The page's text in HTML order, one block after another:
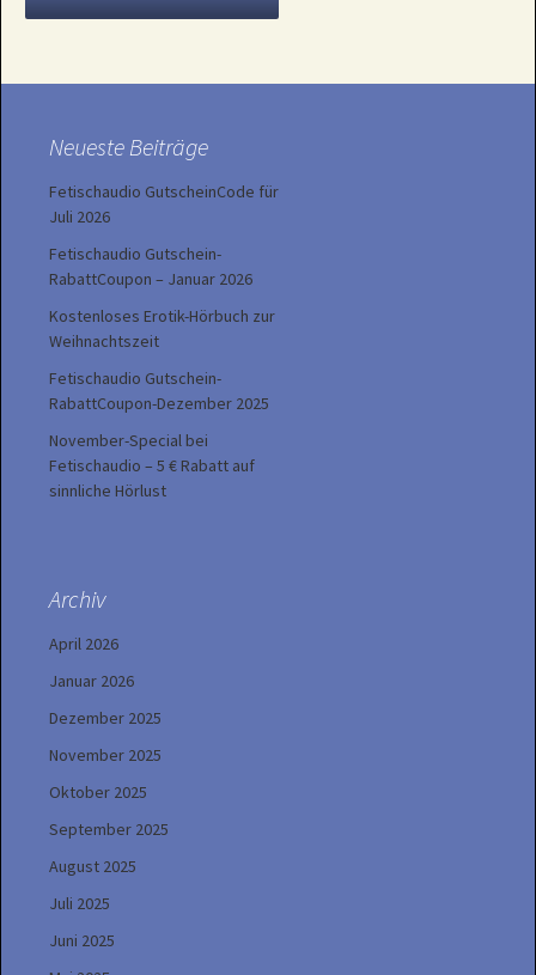
Neueste Beiträge
Fetischaudio GutscheinCode für
Juli 2026
Fetischaudio Gutschein-
RabattCoupon – Januar 2026
Kostenloses Erotik-Hörbuch zur
Weihnachtszeit
Fetischaudio Gutschein-
RabattCoupon-Dezember 2025
November-Special bei
Fetischaudio – 5 € Rabatt auf
sinnliche Hörlust
Archiv
April 2026
Januar 2026
Dezember 2025
November 2025
Oktober 2025
September 2025
August 2025
Juli 2025
Juni 2025